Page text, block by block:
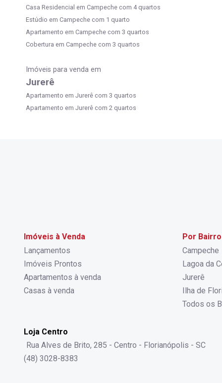
Casa Residencial em Campeche com 4 quartos
Estúdio em Campeche com 1 quarto
Apartamento em Campeche com 3 quartos
Cobertura em Campeche com 3 quartos
Imóveis para venda em
Jurerê
Apartamento em Jurerê com 3 quartos
Apartamento em Jurerê com 2 quartos
Imóveis à Venda
Lançamentos
Imóveis Prontos
Apartamentos à venda
Casas à venda
Por
Campeche
Lagoa da
Jurerê
Ilha de
Todos os
Loja Centro
Rua Alves de Brito, 285 - Centro - Florianópolis - SC
(48) 3028-8383